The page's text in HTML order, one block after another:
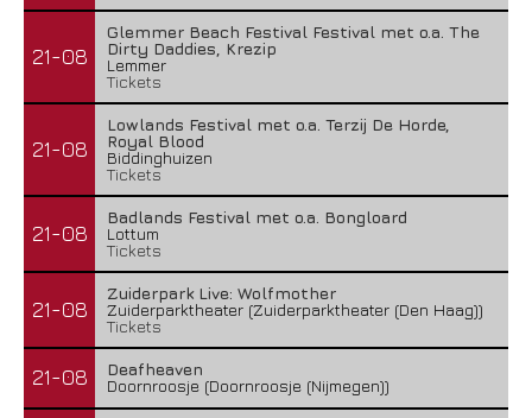
21-08
Glemmer Beach Festival Festival met o.a. The
Dirty Daddies, Krezip
Lemmer
Tickets
21-08
Lowlands Festival met o.a. Terzij De Horde,
Royal Blood
Biddinghuizen
Tickets
21-08
Badlands Festival met o.a. Bongloard
Lottum
Tickets
21-08
Zuiderpark Live: Wolfmother
Zuiderparktheater (Zuiderparktheater (Den Haag))
Tickets
21-08
Deafheaven
Doornroosje (Doornroosje (Nijmegen))